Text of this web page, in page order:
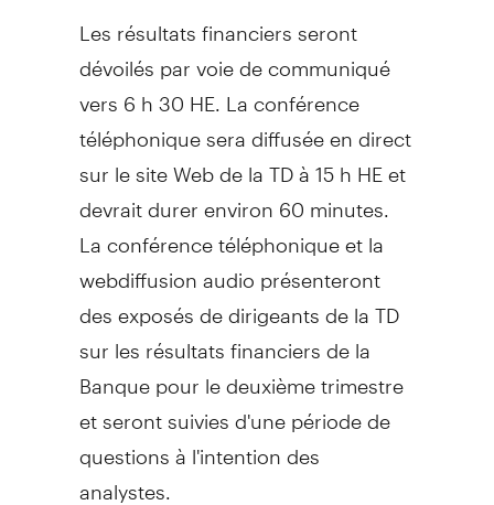
Les résultats financiers seront
dévoilés par voie de communiqué
vers 6 h 30 HE. La conférence
téléphonique sera diffusée en direct
sur le site Web de la TD à 15 h HE et
devrait durer environ 60 minutes.
La conférence téléphonique et la
webdiffusion audio présenteront
des exposés de dirigeants de la TD
sur les résultats financiers de la
Banque pour le deuxième trimestre
et seront suivies d'une période de
questions à l'intention des
analystes.